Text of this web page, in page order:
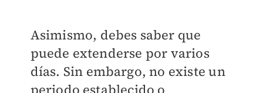
Asimismo, debes saber que
puede extenderse por varios
días. Sin embargo, no existe un